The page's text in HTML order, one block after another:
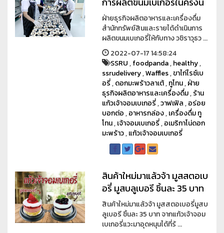
ฝ่ายธุรกิจผลิตอาหารและเครื่องดื่ม
สำนักทรัพย์สินและรายได้ดำเนินการ
ผลิตขนมเบเกอรี่ให้กับทาง วชิราวุธว ...
2022-07-17 14:58:24
SSRU,foodpanda,healthy,
ssrudelivery,Waffles,ขาไก่ไรซ์เบ
อรี่,ดอกมะพร้าวลาเต้,ทูโทน,ฝ่าย
ธุรกิจผลิตอาหารและเครื่องดื่ม,ร้าน
แก้วเจ้าจอมเบเกอรี่,วาฟเฟิล,อร่อย
บอกต่อ,อาหารกล่อง,เครื่องดื่ม ทู
โทน,เจ้าจอมเบเกอรี่,อเมริกาโน่ดอก
มะพร้าว,แก้วเจ้าจอมเบเกอรี่
สินค้าใหม่มาแล้วจ้า มูสสตอเบ
อรี่ มูสบลูเบอรี ชิ้นละ 35 บาท
สินค้าใหม่มาแล้วจ้า มูสสตอเบอรี่มูสบ
ลูเบอรี ชิ้นละ 35 บาท จากแก้วเจ้าจอม
เบเกอรี่แวะมาอุดหนุนได้ที่ร้ ...